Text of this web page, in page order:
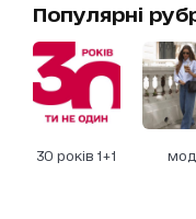
Популярні
30 років 1+1